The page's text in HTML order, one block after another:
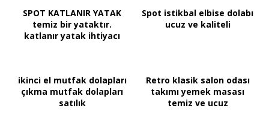
SPOT KATLANIR YATAK
temiz bir yataktır.
katlanır yatak ihtiyacı
Spot istikbal elbise dolabı
ucuz ve kaliteli
ikinci el mutfak dolapları
çıkma mutfak dolapları
satılık
Retro klasik salon odası
takımı yemek masası
temiz ve ucuz